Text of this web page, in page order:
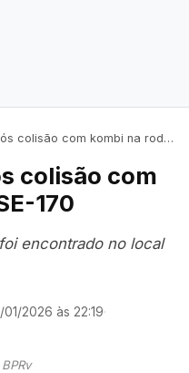
com kombi na rodovia SE-170
colisão com
170
encontrado no local
01/2026 às 22:19·